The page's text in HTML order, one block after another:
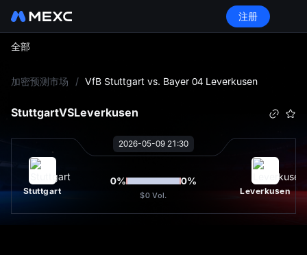
注册
全部
加密预测市场 / VfB Stuttgart vs. Bayer 04 Leverkusen
StuttgartVSLeverkusen
2026-05-09 21:30
Stuttgart
0% 0%
$0 Vol. Leverkusen